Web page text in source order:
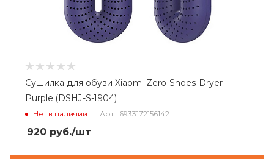
Сушилка для обуви Xiaomi Zero-Shoes Dryer
Purple (DSHJ-S-1904)
Нет в наличии Арт.: 6933172156142
920 руб./шт